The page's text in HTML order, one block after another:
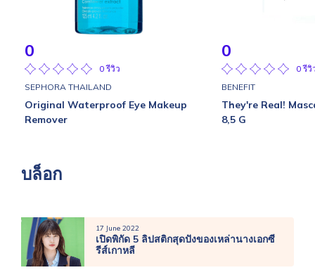
0
0 รีวิว
SEPHORA THAILAND
Original Waterproof Eye Makeup
Remover
0
0 รีวิ
BENEFIT
They're Real!
8,5 G
บล็อก
17 June 2022
เปิดพิกัด 5 ลิปสติกสุดปังของเหล่านางเอกซี
รีส์เกาหลี